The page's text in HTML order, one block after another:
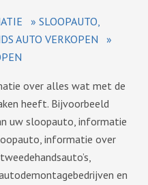
» SLOOPAUTO,
AUTO VERKOPEN
»
over alles wat met de
heeft. Bijvoorbeeld
uw sloopauto, informatie
informatie over
en